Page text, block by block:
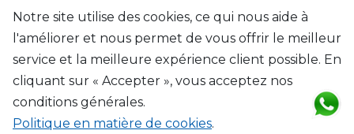
Cuillère à café en acier - coloris or
L: 14.2cm, l: 2.9cm
$32
Notre site utilise des cookies, ce qui nous aide à
l'améliorer et nous permet de vous offrir le meilleur
service et la meilleure expérience client possible. En
cliquant sur « Accepter », vous acceptez nos
conditions générales.
Politique en matière de cookies.